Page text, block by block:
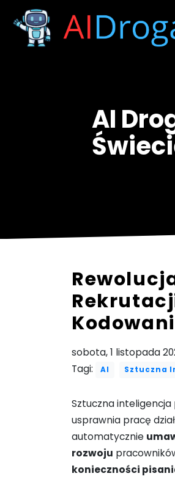
AI
sobota, 1 listopada
Tagi:
AI Sztuczna
Sztuczna
usprawnia pracę
automatycznie
rozwoju
konieczności